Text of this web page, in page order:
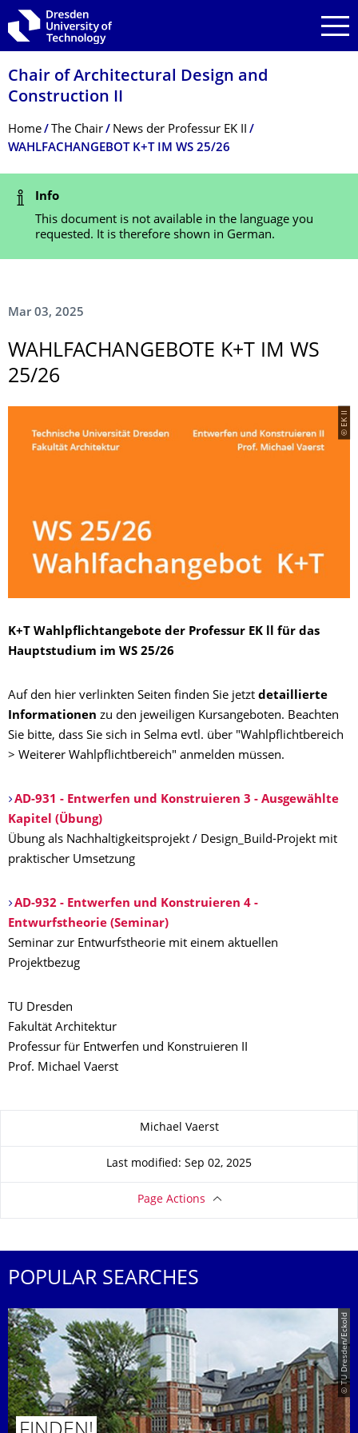
Skip to main navigation
Skip to search
Skip to content
Chair of Architectural Design and
Construction II
Breadcrumb Menu
Home The Chair
News der Professur EK II
WAHLFACHANGEBOT K+T IM WS 25/26
Status Message
Info
This document is not available in the language you
requested. It is therefore shown in German.
Mar 03, 2025
WAHLFACHANGE­BOTE K+T IM WS
25/26
© EK II
K+T Wahlpflichtangebote der Professur EK ll für das
Hauptstudium im WS 25/26
Auf den hier verlinkten Seiten finden Sie jetzt detaillierte
Informationen zu den jeweiligen Kursangeboten. Beachten
Sie bitte, dass Sie sich in Selma evtl. über "Wahlpflichtbereich
> Weiterer Wahlpflichtbereich" anmelden müssen.
AD-931 - Entwerfen und Konstruieren 3 - Ausgewählte
Kapitel (Übung)
Übung als Nachhaltigkeitsprojekt / Design_Build-Projekt mit
praktischer Umsetzung
AD-932 - Entwerfen und Konstruieren 4 -
Entwurfstheorie (Seminar)
Seminar zur Entwurfstheorie mit einem aktuellen
Projektbezug
TU Dresden
Fakultät Architektur
Professur für Entwerfen und Konstruieren II
Prof. Michael Vaerst
Michael Vaerst
Last modified: Sep 02, 2025
Page Actions
POPULAR SEARCHES
© TU Dresden/Eckold